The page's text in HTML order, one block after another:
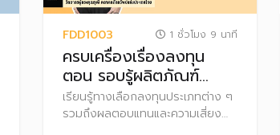
FDD1003 1 ชั่วโมง 9 นาที
ครบเครื่องเรื่องลงทุน
ตอน รอบรู้ผลิตภัณฑ์
ลงทุน
เรียนรู้ทางเลือกลงทุนประเภทต่าง ๆ
รวมถึงผลตอบแทนและความเสี่ยง